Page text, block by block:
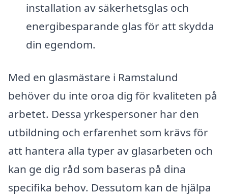
installation av säkerhetsglas och
energibesparande glas för att skydda
din egendom.
Med en glasmästare i Ramstalund
behöver du inte oroa dig för kvaliteten på
arbetet. Dessa yrkespersoner har den
utbildning och erfarenhet som krävs för
att hantera alla typer av glasarbeten och
kan ge dig råd som baseras på dina
specifika behov. Dessutom kan de hjälpa